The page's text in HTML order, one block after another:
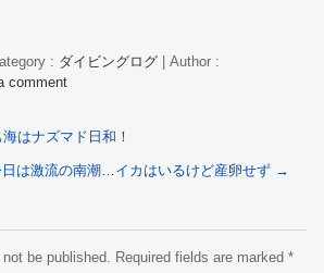
: ダイビングログ
Author :
comment
はナズマド日和！
は激流の南潮…イカはいるけど産卵せず →
be published. Required fields are marked *